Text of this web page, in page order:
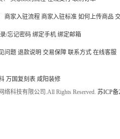
商家入驻流程 商家入驻标准 如何上传商品
/忘记密码 绑定手机 绑定邮箱
问题 退款说明 交易保障 联系方式 在线客服
万国复刻表 咸阳装修
络科技有限公司.All Rights Reserved. 苏ICP备